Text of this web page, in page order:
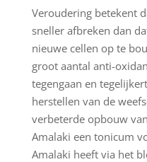
Veroudering betekent
sneller afbreken dan
nieuwe cellen op te
groot aantal anti-
tegengaan en
herstellen van de
verbeterde opbouw
Amalaki een tonicum
Amalaki heeft via het